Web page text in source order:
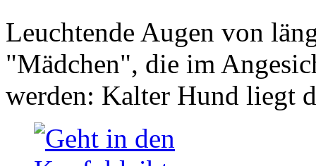
Leuchtende Augen von
"Mädchen", die im
werden: Kalter Hund liegt